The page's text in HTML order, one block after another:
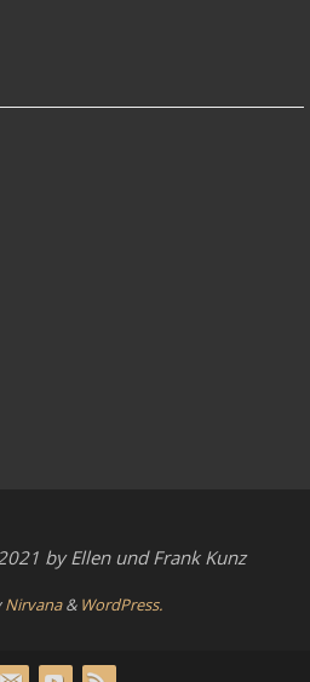
by Ellen und Frank Kunz
Nirvana& WordPress.